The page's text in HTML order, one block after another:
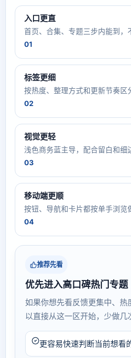
入口更直
首页、合集、专题三步内能到，
01
标签更细
按热度、整理方式和更新节奏区
02
视觉更轻
浅色商务蓝主导，配合留白和细
03
移动端更顺
按钮、导航和卡片都按单手浏览
04
推荐先看
优先进入高口碑热门专题
如果你想先看反馈更集中、热
以直接从这一区开始，少做几
更容易快速判断当前想看